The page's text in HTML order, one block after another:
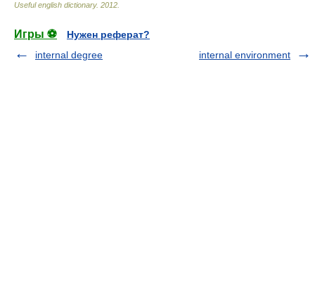
Useful english dictionary. 2012
Игры ⚽
Нужен реферат?
internal degree
internal environment